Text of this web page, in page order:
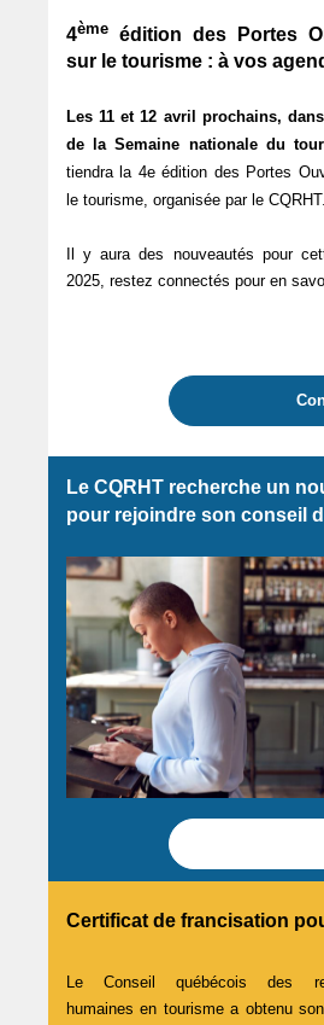
4ème édition des Portes
sur le tourisme : à vos
Les 11 et 12 avril prochains,
de la Semaine nationale du
tiendra la 4e édition des Portes
le tourisme, organisée par le CQRHT.
Il y aura des nouveautés pour
2025, restez connectés pour en
Le CQRHT recherche un
pour rejoindre son conseil
Certificat de francisation
Le Conseil québécois des
humaines en tourisme a obtenu